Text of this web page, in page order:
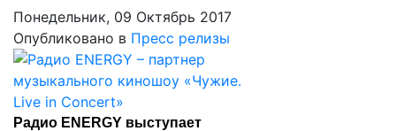
Понедельник, 09 Октябрь 2017
Опубликовано в Пресс релизы
Радио ENERGY выступает